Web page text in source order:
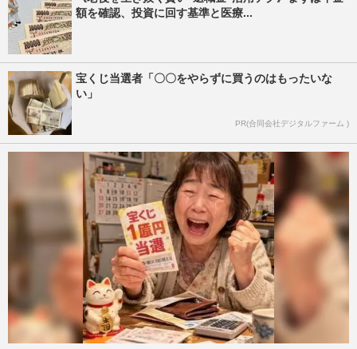
額を確認、投資に回す基準と医療...
宝くじ当選者「〇〇をやらずに買うのはもったいな
い」
PR(合同会社デジタルファーム )